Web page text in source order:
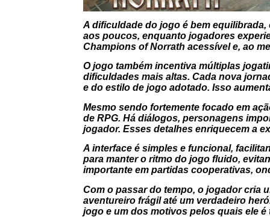
A dificuldade do jogo é bem
aos poucos, enquanto jogadores
Champions of Norrath acessível e, ao
O jogo também incentiva múltiplas
dificuldades mais altas. Cada nova
e do estilo de jogo adotado. Isso
Mesmo sendo fortemente focado em
de RPG. Há diálogos, personagens
jogador. Esses detalhes enriquecem a
A interface é simples e funcional,
para manter o ritmo do jogo fluido,
importante em partidas cooperativas,
Com o passar do tempo, o jogador cria
aventureiro frágil até um verdadeiro
jogo e um dos motivos pelos quais ele é